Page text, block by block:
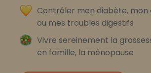
Contrôler mon diabète,
ou mes troubles digestifs
Vivre sereinement la
en famille, la ménopause